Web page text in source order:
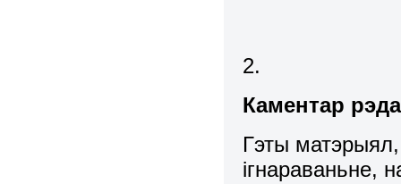
2.
Каментар
Гэты
ігнараваньне,